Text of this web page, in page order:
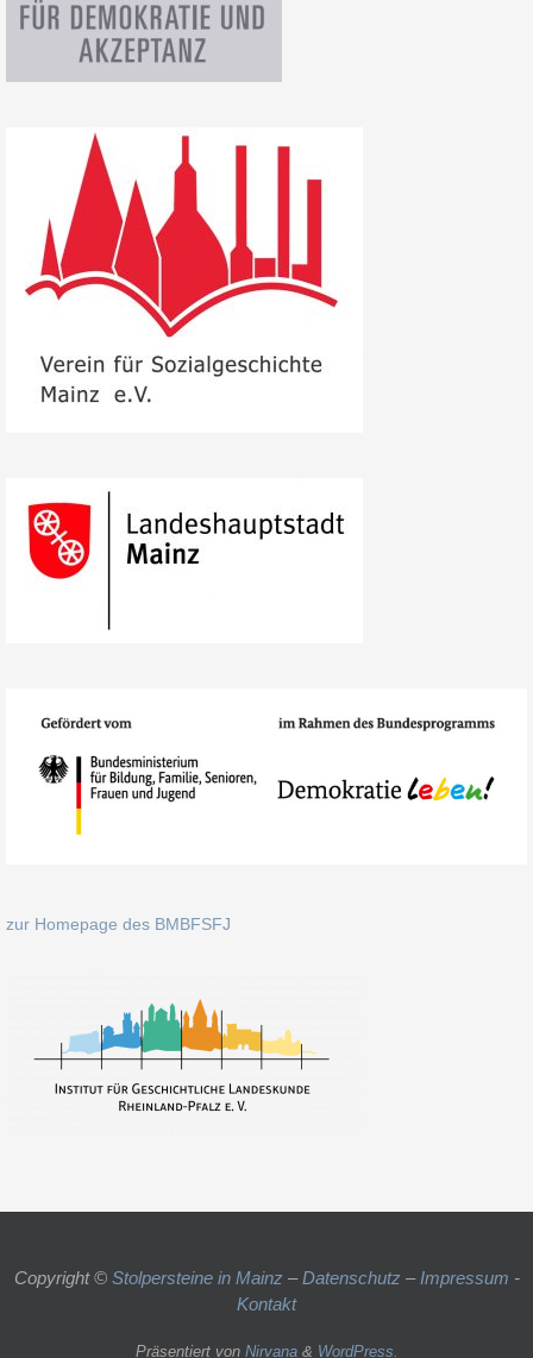
zur Homepage des BMBFSFJ
Copyright © Stolpersteine in Mainz –Datenschutz– Impressum -
Kontakt
Präsentiert von Nirvana& WordPress.